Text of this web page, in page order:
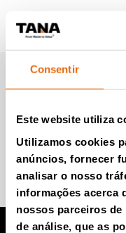
Consentir
Este website utiliza
Utilizamos cookies
anúncios, fornecer
analisar o nosso
informações acerca
nossos parceiros
de análise, que as